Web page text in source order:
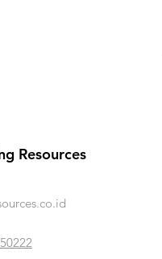
Resources